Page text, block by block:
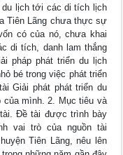
du lịch tới các di tích lịch
Tiên Lãng chưa thực sự
có của nó, chưa khai
di tích, danh lam thắng
pháp phát triển du lịch
bé trong việc phát triển
Giải phát phát triển du
của mình. 2. Mục tiêu và
Đề tài được trình bày
vai trò của nguồn tài
Tiên Lãng, nêu lên